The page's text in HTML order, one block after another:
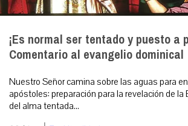
¡Es normal ser tentado y puesto a
Comentario al evangelio dominical
Nuestro Señor camina sobre las aguas para
apóstoles: preparación para la revelación de la
del alma tentada...